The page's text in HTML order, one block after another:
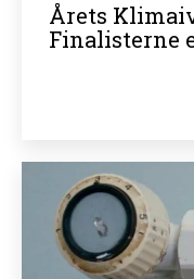
Årets
Finalisterne